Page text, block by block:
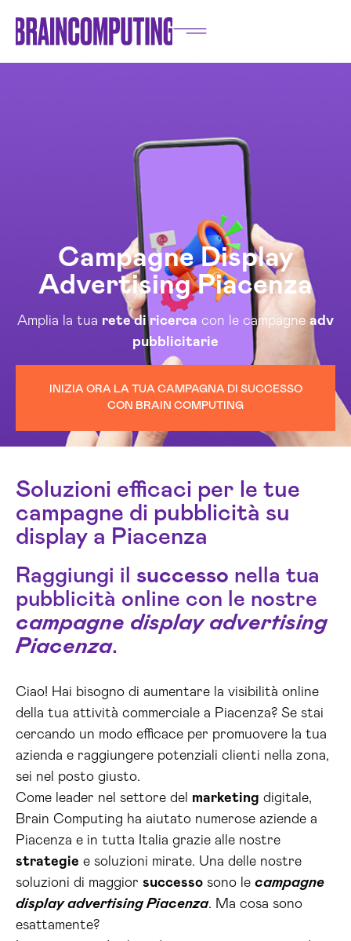
Campagne Display
Advertising Piacenza
Amplia la tua rete di ricerca con le campagne adv
pubblicitarie
INIZIA ORA LA TUA CAMPAGNA DI SUCCESSO
CON BRAIN COMPUTING
Soluzioni efficaci per le tue
campagne di pubblicità su
display a Piacenza
Raggiungi il successo nella tua
pubblicità online con le nostre
campagne display advertising
Piacenza.
Ciao! Hai bisogno di aumentare la visibilità online
della tua attività commerciale a Piacenza? Se stai
cercando un modo efficace per promuovere la tua
azienda e raggiungere potenziali clienti nella zona,
sei nel posto giusto.
Come leader nel settore del marketing digitale,
Brain Computing ha aiutato numerose aziende a
Piacenza e in tutta Italia grazie alle nostre
strategie e soluzioni mirate. Una delle nostre
soluzioni di maggior successo sono le campagne
display advertising Piacenza. Ma cosa sono
esattamente?